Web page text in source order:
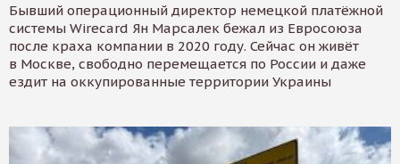
Бывший операционный директор немецкой платёжной
системы Wirecard Ян Марсалек бежал из Евросоюза
после краха компании в 2020 году. Сейчас он живёт
в Москве, свободно перемещается по России и даже
ездит на оккупированные территории Украины